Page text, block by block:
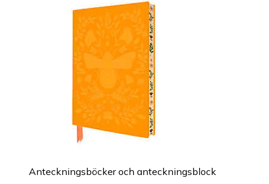
Anteckningsböcker och anteckningsblock